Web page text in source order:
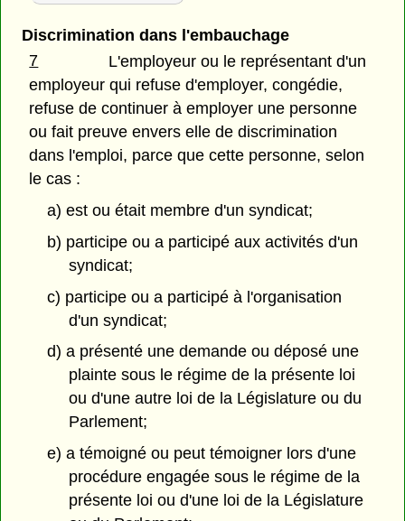
Discrimination dans l'embauchage
7
L'employeur ou le représentant d'un
employeur qui refuse d'employer, congédie,
refuse de continuer à employer une personne
ou fait preuve envers elle de discrimination
dans l'emploi, parce que cette personne, selon
le cas :
a) est ou était membre d'un syndicat;
b) participe ou a participé aux activités d'un
syndicat;
c) participe ou a participé à l'organisation
d'un syndicat;
d) a présenté une demande ou déposé une
plainte sous le régime de la présente loi
ou d'une autre loi de la Législature ou du
Parlement;
e) a témoigné ou peut témoigner lors d'une
procédure engagée sous le régime de la
présente loi ou d'une loi de la Législature